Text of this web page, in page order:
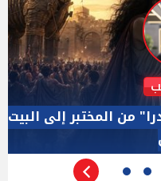
الرقابة.. والسؤال ليس
الانعقاد